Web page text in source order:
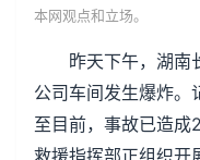
本网观点和立场。
昨天下午，湖南
公司车间发生爆炸。
至目前，事故已造成
救援指挥部正组织开